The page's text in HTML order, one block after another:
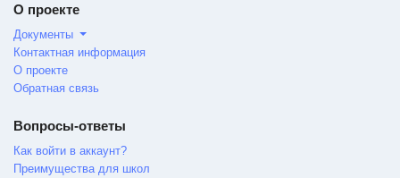
О проекте
Документы
Контактная информация
О проекте
Обратная связь
Вопросы-ответы
Как войти в аккаунт?
Преимущества для школ